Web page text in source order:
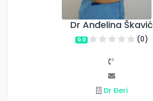
Dr Anđelina Škavić
0.0 (0)
Dr Đeri